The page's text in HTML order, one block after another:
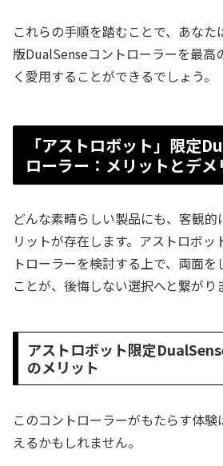
これらの手順を踏むことで、あな
版DualSenseコントローラーを最高
く愛用することができるでしょう。
「アストロボット」限定
ローラー：メリットとデメ
どんな素晴らしい製品にも、客観
リットが存在します。アストロボッ
トローラーを検討する上で、両面を
ことが、後悔しない選択へと繋がり
アストロボット限定
のメリット
このコントローラーがもたらす体
えるかもしれません。